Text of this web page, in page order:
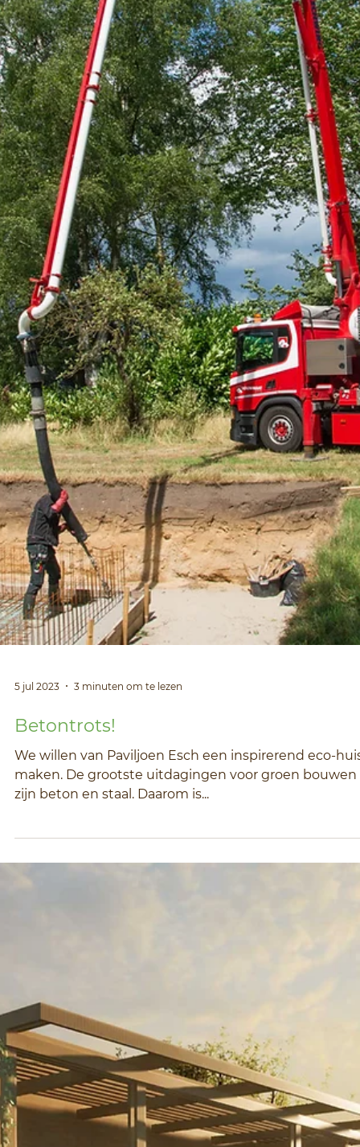
13 okt 2023 5 minuten om te lezen
Biobased bouwen met massief hout
alle leidingen liggen in de grond en het laatste grote
graafwerk is afgemaakt. Nu...